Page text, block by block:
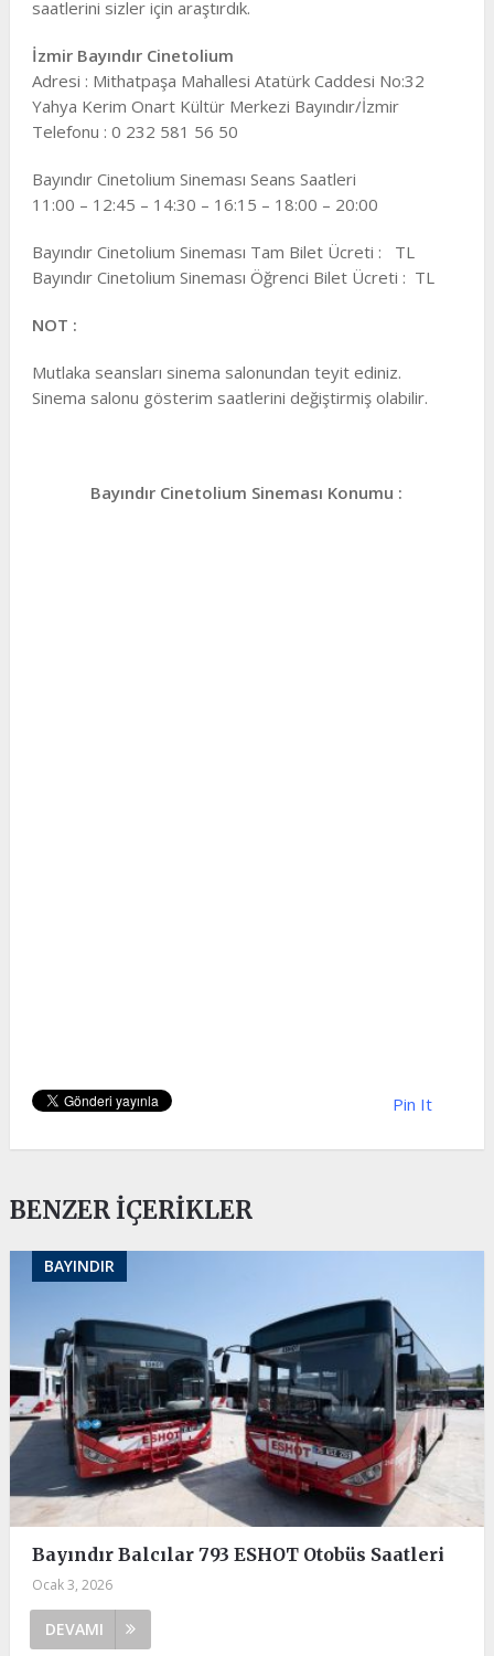
saatlerini sizler için araştırdık.
İzmir Bayındır Cinetolium
Adresi : Mithatpaşa Mahallesi Atatürk Caddesi No:32
Yahya Kerim Onart Kültür Merkezi Bayındır/İzmir
Telefonu : 0 232 581 56 50
Bayındır Cinetolium Sineması Seans Saatleri
11:00 – 12:45 – 14:30 – 16:15 – 18:00 – 20:00
Bayındır Cinetolium Sineması Tam Bilet Ücreti : TL
Bayındır Cinetolium Sineması Öğrenci Bilet Ücreti : TL
NOT :
Mutlaka seansları sinema salonundan teyit ediniz.
Sinema salonu gösterim saatlerini değiştirmiş olabilir.
Bayındır Cinetolium Sineması Konumu :
Pin It
BENZER İÇERIKLER
BAYINDIR
Bayındır Balcılar 793 ESHOT Otobüs Saatleri
Ocak 3, 2026
DEVAMI